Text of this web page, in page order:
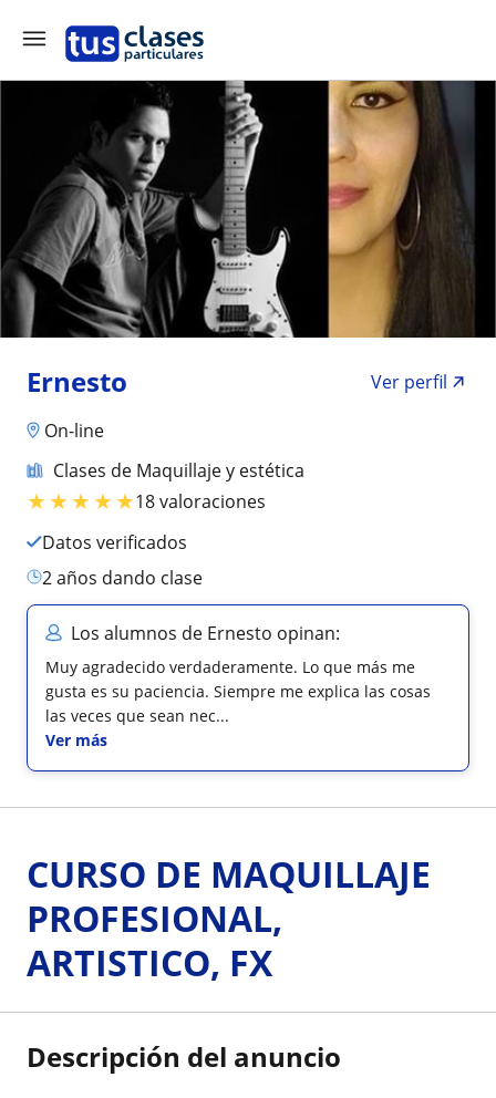
Ernesto
Ver perfil
On-line
Clases de Maquillaje y estética
★★★★★18 valoraciones
Datos verificados
2 años dando clase
Los alumnos de Ernesto opinan:
Muy agradecido verdaderamente. Lo que más me
gusta es su paciencia. Siempre me explica las cosas
las veces que sean nec...
Ver más
CURSO DE MAQUILLAJE
PROFESIONAL,
ARTISTICO, FX
Descripción del anuncio